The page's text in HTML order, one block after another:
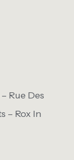
Rue Des
– Rox In